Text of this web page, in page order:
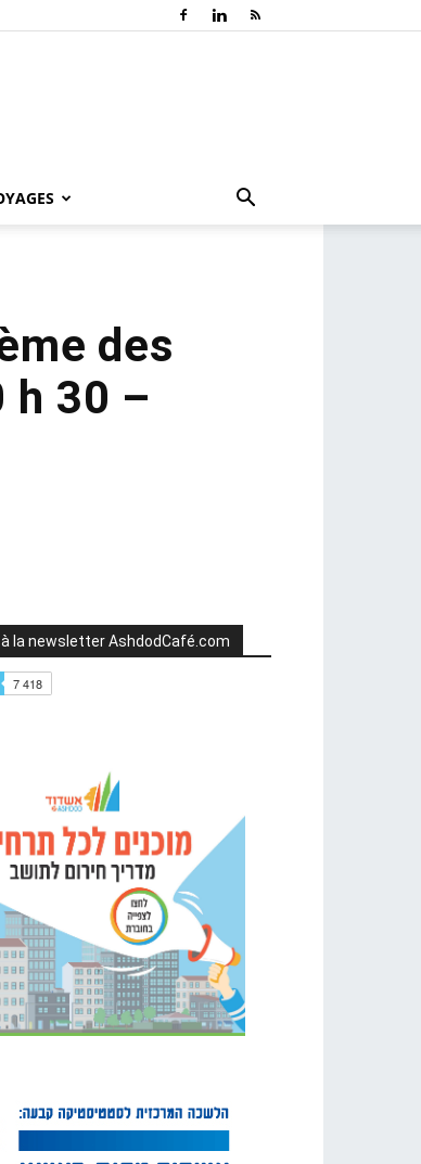
des
h 30 –
la newsletter AshdodCafé.com